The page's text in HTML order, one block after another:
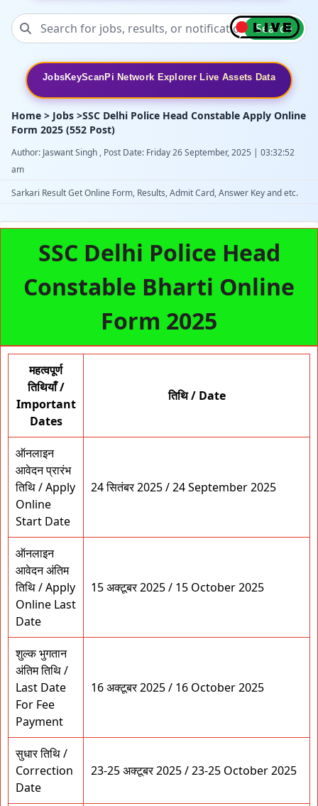
Search
JobsKeyScanPi Network Explorer Live Assets Data
Home > Jobs >SSC Delhi Police Head Constable Apply Online
Form 2025 (552 Post)
Author: Jaswant Singh , Post Date: Friday 26 September, 2025 | 03:32:52
am
Sarkari Result Get Online Form, Results, Admit Card, Answer Key and etc.
SSC Delhi Police Head
Constable Bharti Online
Form 2025
महत्वपूर्ण
तिथियाँ /
Important
Dates
तिथि / Date
ऑनलाइन
आवेदन प्रारंभ
तिथि / Apply
Online
Start Date
24 सितंबर 2025 / 24 September 2025
ऑनलाइन
आवेदन अंतिम
तिथि / Apply
Online Last
Date
15 अक्टूबर 2025 / 15 October 2025
शुल्क भुगतान
अंतिम तिथि /
Last Date
For Fee
Payment
16 अक्टूबर 2025 / 16 October 2025
सुधार तिथि /
Correction
Date
23-25 अक्टूबर 2025 / 23-25 October 2025